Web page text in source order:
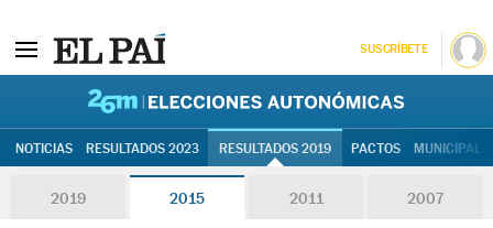
SUSCRÍBETE
NOTICIAS RESULTADOS 2023 RESULTADOS 2019 PACTOS
2019 2015 2011 2007